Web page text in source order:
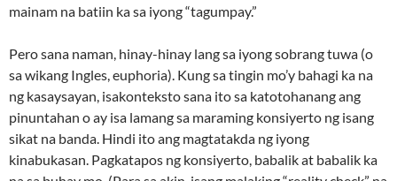
mainam na batiin ka sa iyong “tagumpay.”
Pero sana naman, hinay-hinay lang sa iyong sobrang tuwa (o
sa wikang Ingles, euphoria). Kung sa tingin mo’y bahagi ka na
ng kasaysayan, isakonteksto sana ito sa katotohanang ang
pinuntahan o ay isa lamang sa maraming konsiyerto ng isang
sikat na banda. Hindi ito ang magtatakda ng iyong
kinabukasan. Pagkatapos ng konsiyerto, babalik at babalik ka